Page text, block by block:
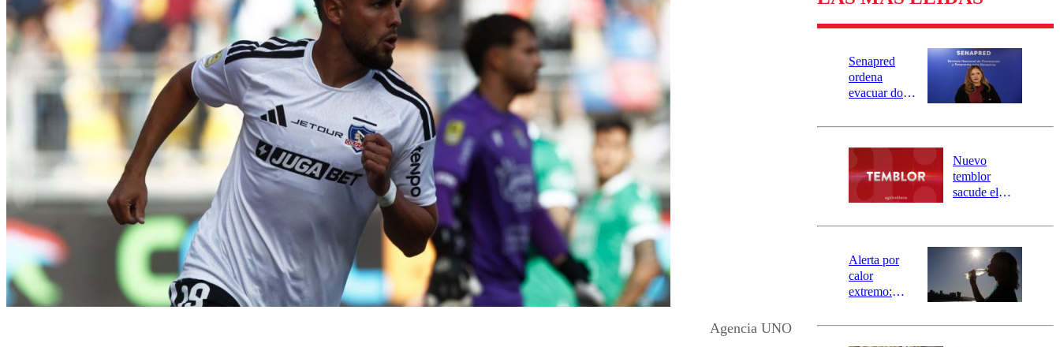
Agencia UNO
Senapred
ordena
evacuar dos
Carahue por
río Damas:
activa
mensajería
SAE
Nuevo
temblor
sacude el
revisa la
epicentro
Alerta por
calor
extremo:
activa Alerta